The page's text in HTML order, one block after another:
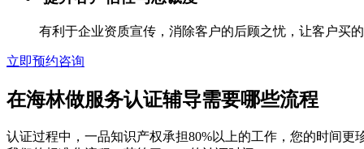
有利于企业资质宣传，消除客户的后顾之忧，让客户买
立即预约咨询
在海林做服务认证辅导需要哪些流程
认证过程中，一品知识产权承担80%以上的工作，您的时间更